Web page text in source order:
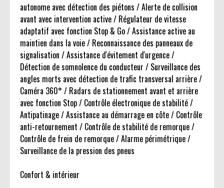
autonome avec détection des piétons / Alerte de collision
avant avec intervention active / Régulateur de vitesse
adaptatif avec fonction Stop & Go / Assistance active au
maintien dans la voie / Reconnaissance des panneaux de
signalisation / Assistance d'évitement d'urgence /
Détection de somnolence du conducteur / Surveillance des
angles morts avec détection de trafic transversal arrière /
Caméra 360° / Radars de stationnement avant et arrière
avec fonction Stop / Contrôle électronique de stabilité /
Antipatinage / Assistance au démarrage en côte / Contrôle
anti-retournement / Contrôle de stabilité de remorque /
Contrôle de frein de remorque / Alarme périmétrique /
Surveillance de la pression des pneus
Confort & intérieur